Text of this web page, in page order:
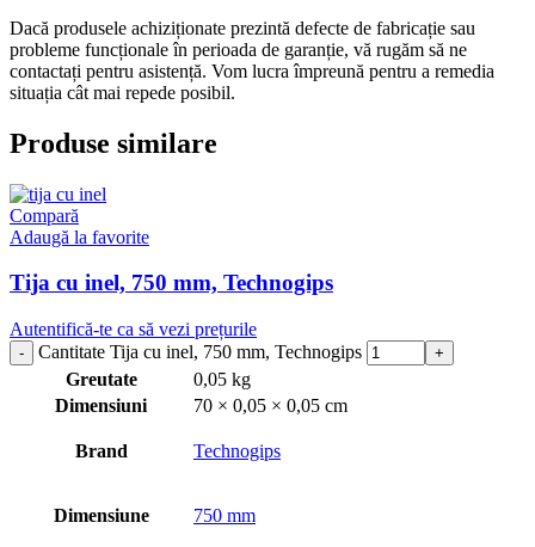
Dacă produsele achiziționate prezintă defecte de fabricație sau
probleme funcționale în perioada de garanție, vă rugăm să ne
contactați pentru asistență. Vom lucra împreună pentru a remedia
situația cât mai repede posibil.
Produse similare
Compară
Adaugă la favorite
Tija cu inel, 750 mm, Technogips
Autentifică-te ca să vezi prețurile
Cantitate Tija cu inel, 750 mm, Technogips
Greutate
0,05 kg
Dimensiuni
70 × 0,05 × 0,05 cm
Brand Technogips
Dimensiune 750 mm